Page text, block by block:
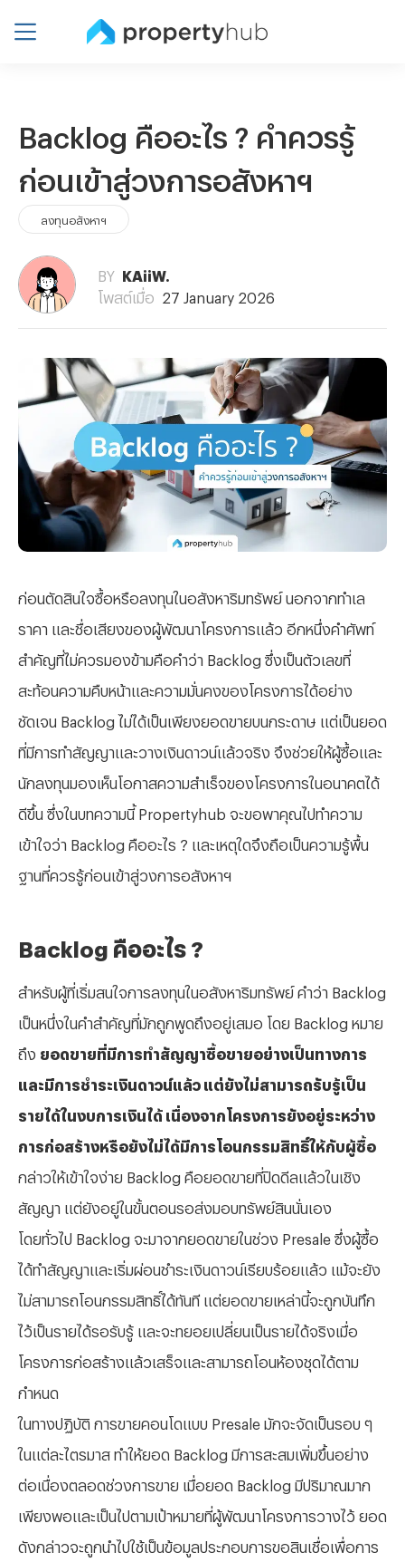
Backlog คืออะไร ? คำควรรู้
ก่อนเข้าสู่วงการอสังหาฯ
ลงทุนอสังหาฯ
BY
KAiiW.
โพสต์เมื่อ
27 January 2026
ก่อนตัดสินใจซื้อหรือลงทุนในอสังหาริมทรัพย์ นอกจากทำเล
ราคา และชื่อเสียงของผู้พัฒนาโครงการแล้ว อีกหนึ่งคำศัพท์
สำคัญที่ไม่ควรมองข้ามคือคำว่า Backlog ซึ่งเป็นตัวเลขที่
สะท้อนความคืบหน้าและความมั่นคงของโครงการได้อย่าง
ชัดเจน Backlog ไม่ได้เป็นเพียงยอดขายบนกระดาษ แต่เป็นยอด
ที่มีการทำสัญญาและวางเงินดาวน์แล้วจริง จึงช่วยให้ผู้ซื้อและ
นักลงทุนมองเห็นโอกาสความสำเร็จของโครงการในอนาคตได้
ดีขึ้น ซึ่งในบทความนี้ Propertyhub จะขอพาคุณไปทำความ
เข้าใจว่า Backlog คืออะไร ? และเหตุใดจึงถือเป็นความรู้พื้น
ฐานที่ควรรู้ก่อนเข้าสู่วงการอสังหาฯ
Backlog คืออะไร ?
สำหรับผู้ที่เริ่มสนใจการลงทุนในอสังหาริมทรัพย์ คำว่า Backlog
เป็นหนึ่งในคำสำคัญที่มักถูกพูดถึงอยู่เสมอ โดย Backlog หมาย
ถึง ยอดขายที่มีการทำสัญญาซื้อขายอย่างเป็นทางการ
และมีการชำระเงินดาวน์แล้ว แต่ยังไม่สามารถรับรู้เป็น
รายได้ในงบการเงินได้ เนื่องจากโครงการยังอยู่ระหว่าง
การก่อสร้างหรือยังไม่ได้มีการโอนกรรมสิทธิ์ให้กับผู้ซื้อ
กล่าวให้เข้าใจง่าย Backlog คือยอดขายที่ปิดดีลแล้วในเชิง
สัญญา แต่ยังอยู่ในขั้นตอนรอส่งมอบทรัพย์สินนั่นเอง
โดยทั่วไป Backlog จะมาจากยอดขายในช่วง Presale ซึ่งผู้ซื้อ
ได้ทำสัญญาและเริ่มผ่อนชำระเงินดาวน์เรียบร้อยแล้ว แม้จะยัง
ไม่สามารถโอนกรรมสิทธิ์ได้ทันที แต่ยอดขายเหล่านี้จะถูกบันทึก
ไว้เป็นรายได้รอรับรู้ และจะทยอยเปลี่ยนเป็นรายได้จริงเมื่อ
โครงการก่อสร้างแล้วเสร็จและสามารถโอนห้องชุดได้ตาม
กำหนด
ในทางปฏิบัติ การขายคอนโดแบบ Presale มักจะจัดเป็นรอบ ๆ
ในแต่ละไตรมาส ทำให้ยอด Backlog มีการสะสมเพิ่มขึ้นอย่าง
ต่อเนื่องตลอดช่วงการขาย เมื่อยอด Backlog มีปริมาณมาก
เพียงพอและเป็นไปตามเป้าหมายที่ผู้พัฒนาโครงการวางไว้ ยอด
ดังกล่าวจะถูกนำไปใช้เป็นข้อมูลประกอบการขอสินเชื่อเพื่อการ